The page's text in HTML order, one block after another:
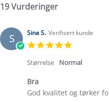
19 Vurderinger
S Sina S. Verifisert kunde
rating
Størrelse Normal
Bra
Review
review
God kvalitet og tørker